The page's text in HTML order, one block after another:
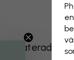
Relaterade